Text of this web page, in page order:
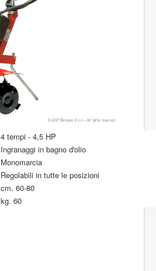
4 tempi - 4,5 HP
Ingranaggi in bagno d'olio
Monomarcia
Regolabili in tutte le posizioni
cm. 60-80
kg. 60